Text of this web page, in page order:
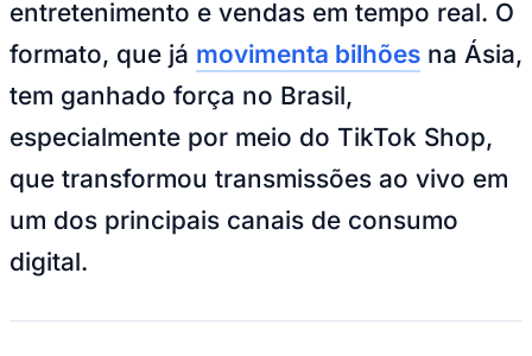
NBA
Fórmula 1
Tênis (ATP)
MLB
NHL
Vôlei
Competições de Futebol
Paulistão
entretenimento e vendas em tempo real. O
formato, que já movimenta bilhões na Ásia,
tem ganhado força no Brasil,
especialmente por meio do TikTok Shop,
que transformou transmissões ao vivo em
um dos principais canais de consumo
digital.